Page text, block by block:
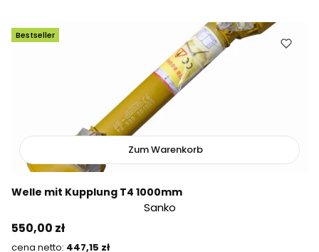
Bestseller
Zum Warenkorb
Welle mit Kupplung T4 1000mm
Sanko
Preis
550,00 zł
Preis
447,15 zł